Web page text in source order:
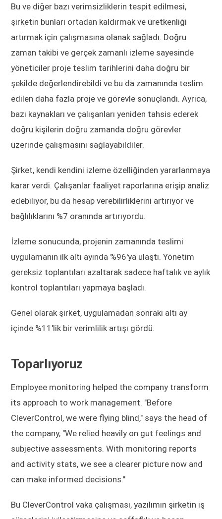
Bu ve diğer bazı verimsizliklerin tespit edilmesi,
şirketin bunları ortadan kaldırmak ve üretkenliği
artırmak için çalışmasına olanak sağladı. Doğru
zaman takibi ve gerçek zamanlı izleme sayesinde
yöneticiler proje teslim tarihlerini daha doğru bir
şekilde değerlendirebildi ve bu da zamanında teslim
edilen daha fazla proje ve görevle sonuçlandı. Ayrıca,
bazı kaynakları ve çalışanları yeniden tahsis ederek
doğru kişilerin doğru zamanda doğru görevler
üzerinde çalışmasını sağlayabildiler.
Şirket, kendi kendini izleme özelliğinden yararlanmaya
karar verdi. Çalışanlar faaliyet raporlarına erişip analiz
edebiliyor, bu da hesap verebilirliklerini artırıyor ve
bağlılıklarını %7 oranında artırıyordu.
İzleme sonucunda, projenin zamanında teslimi
uygulamanın ilk altı ayında %96'ya ulaştı. Yönetim
gereksiz toplantıları azaltarak sadece haftalık ve aylık
kontrol toplantıları yapmaya başladı.
Genel olarak şirket, uygulamadan sonraki altı ay
içinde %11'lik bir verimlilik artışı gördü.
Toparlıyoruz
Employee monitoring helped the company transform
its approach to work management. "Before
CleverControl, we were flying blind," says the head of
the company, "We relied heavily on gut feelings and
subjective assessments. With monitoring reports
and activity stats, we see a clearer picture now and
can make informed decisions."
Bu CleverControl vaka çalışması, yazılımın şirketin iş